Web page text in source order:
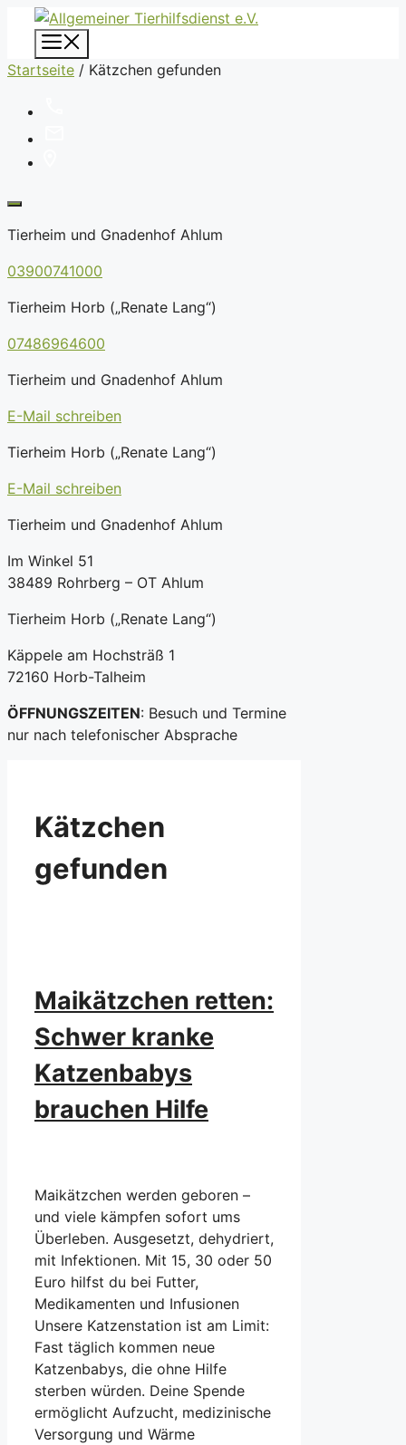
Zum
Inhalt
springen
Startseite / Kätzchen gefunden
Tierheim und Gnadenhof Ahlum
03900741000
Tierheim Horb („Renate Lang“)
07486964600
Tierheim und Gnadenhof Ahlum
E-Mail schreiben
Tierheim Horb („Renate Lang“)
E-Mail schreiben
Tierheim und Gnadenhof Ahlum
Im Winkel 51
38489 Rohrberg – OT Ahlum
Tierheim Horb („Renate Lang“)
Käppele am Hochsträß 1
72160 Horb-Talheim
ÖFFNUNGSZEITEN: Besuch und Termine
nur nach telefonischer Absprache
Kätzchen
gefunden
Maikätzchen retten:
Schwer kranke
Katzenbabys
brauchen Hilfe
Maikätzchen werden geboren –
und viele kämpfen sofort ums
Überleben. Ausgesetzt, dehydriert,
mit Infektionen. Mit 15, 30 oder 50
Euro hilfst du bei Futter,
Medikamenten und Infusionen
Unsere Katzenstation ist am Limit:
Fast täglich kommen neue
Katzenbabys, die ohne Hilfe
sterben würden. Deine Spende
ermöglicht Aufzucht, medizinische
Versorgung und Wärme